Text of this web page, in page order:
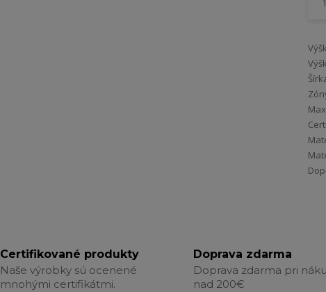
Certifikované produkty
Naše výrobky sú ocenené
mnohými certifikátmi.
Doprava zdarma
Doprava zdarma pri
nad 200€